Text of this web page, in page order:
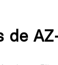
verder
de